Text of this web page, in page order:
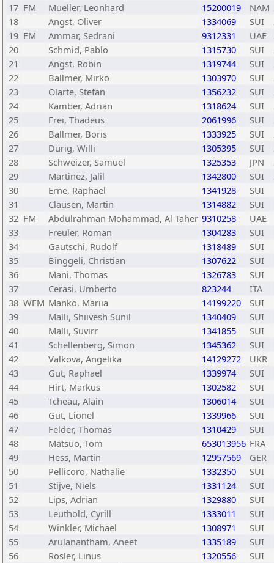
17 FM Mueller, Leonhard 15200019 NAM
18
Angst, Oliver 1334069 SUI
19 FM Ammar, Sedrani 9312331 UAE
20
Schmid, Pablo 1315730 SUI
21
Angst, Robin 1319744 SUI
22
Ballmer, Mirko 1303970 SUI
23
Olarte, Stefan 1356232 SUI
24
Kamber, Adrian 1318624 SUI
25
Frei, Thadeus 2061996 SUI
26
Ballmer, Boris 1333925 SUI
27
Dürig, Willi 1305395 SUI
28
Schweizer, Samuel 1325353 JPN
29
Martinez, Jalil 1342800 SUI
30
Erne, Raphael 1341928 SUI
31
Clausen, Martin 1314882 SUI
32 FM Abdulrahman Mohammad, Al Taher 9310258 UAE
33
Freuler, Roman 1304283 SUI
34
Gautschi, Rudolf 1318489 SUI
35
Binggeli, Christian 1307622 SUI
36
Mani, Thomas 1326783 SUI
37
Cerasi, Umberto 823244 ITA
38 WFM Manko, Mariia 14199220 SUI
39
Malli, Shiivesh Sunil 1340409 SUI
40
Malli, Suvirr 1341855 SUI
41
Schellenberg, Simon 1345362 SUI
42
Valkova, Angelika 14129272 UKR
43
Gut, Raphael 1339974 SUI
44
Hirt, Markus 1302582 SUI
45
Tcheau, Alain 1306014 SUI
46
Gut, Lionel 1339966 SUI
47
Felder, Thomas 1310429 SUI
48
Matsuo, Tom 653013956 FRA
49
Hess, Martin 12957569 GER
50
Pellicoro, Nathalie 1332350 SUI
51
Stijve, Niels 1331124 SUI
52
Lips, Adrian 1329880 SUI
53
Leuthold, Cyrill 1333011 SUI
54
Winkler, Michael 1308971 SUI
55
Arulanantham, Aneet 1335189 SUI
56
Rösler, Linus 1320556 SUI